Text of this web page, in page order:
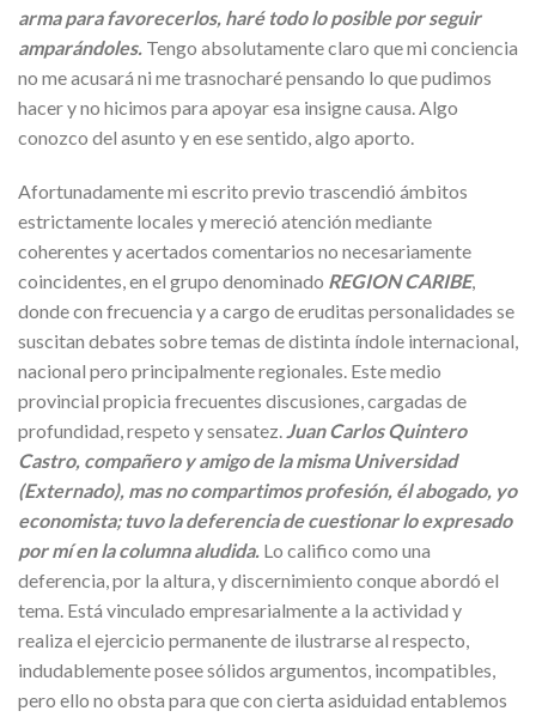
arma para favorecerlos, haré todo lo posible por seguir
amparándoles. Tengo absolutamente claro que mi conciencia
no me acusará ni me trasnocharé pensando lo que pudimos
hacer y no hicimos para apoyar esa insigne causa. Algo
conozco del asunto y en ese sentido, algo aporto.
Afortunadamente mi escrito previo trascendió ámbitos
estrictamente locales y mereció atención mediante
coherentes y acertados comentarios no necesariamente
coincidentes, en el grupo denominado REGION CARIBE,
donde con frecuencia y a cargo de eruditas personalidades se
suscitan debates sobre temas de distinta índole internacional,
nacional pero principalmente regionales. Este medio
provincial propicia frecuentes discusiones, cargadas de
profundidad, respeto y sensatez. Juan Carlos Quintero
Castro, compañero y amigo de la misma Universidad
(Externado), mas no compartimos profesión, él abogado, yo
economista; tuvo la deferencia de cuestionar lo expresado
por mí en la columna aludida. Lo califico como una
deferencia, por la altura, y discernimiento conque abordó el
tema. Está vinculado empresarialmente a la actividad y
realiza el ejercicio permanente de ilustrarse al respecto,
indudablemente posee sólidos argumentos, incompatibles,
pero ello no obsta para que con cierta asiduidad entablemos